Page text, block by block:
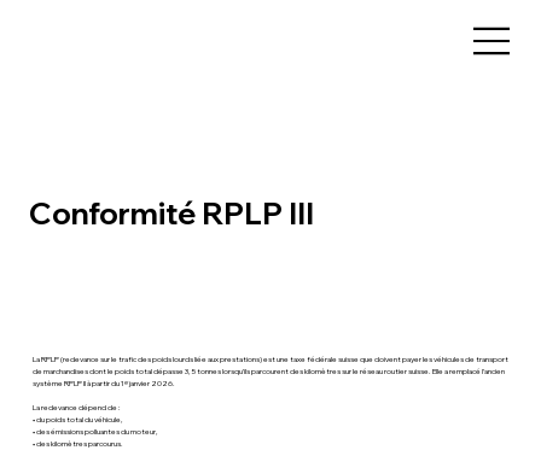
Conformité RPLP III
La RPLP (redevance sur le trafic des poids lourds liée aux prestations) est une taxe fédérale suisse que doivent payer les véhicules de transport
de marchandises dont le poids total dépasse 3,5 tonnes lorsqu’ils parcourent des kilomètres sur le réseau routier suisse. Elle a remplacé l’ancien
système RPLP II à partir du 1ᵉʳ janvier 2026.
La redevance dépend de :
• du poids total du véhicule,
• des émissions polluantes du moteur,
• des kilomètres parcourus.